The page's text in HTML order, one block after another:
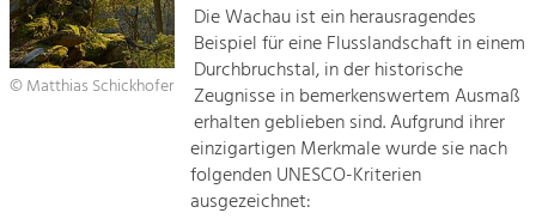
© Matthias Schickhofer
Die Wachau ist ein herausragendes
Beispiel für eine Flusslandschaft in einem
Durchbruchstal, in der historische
Zeugnisse in bemerkenswertem Ausmaß
erhalten geblieben sind. Aufgrund ihrer
einzigartigen Merkmale wurde sie nach
folgenden UNESCO-Kriterien
ausgezeichnet: